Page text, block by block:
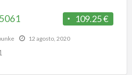
109.25 €
12 agosto, 2020